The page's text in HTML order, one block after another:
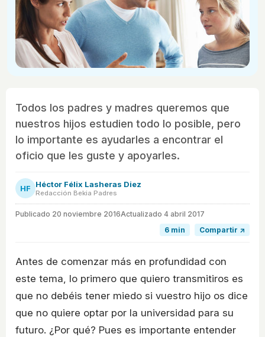
Todos los padres y madres queremos que
nuestros hijos estudien todo lo posible, pero
lo importante es ayudarles a encontrar el
oficio que les guste y apoyarles.
HF Héctor Félix Lasheras Diez
Redacción Bekia Padres
Publicado 20 noviembre 2016Actualizado 4 abril 2017
6 min
Compartir ↗
Antes de comenzar más en profundidad con
este tema, lo primero que quiero transmitiros es
que no debéis tener miedo si vuestro hijo os dice
que no quiere optar por la universidad para su
futuro. ¿Por qué? Pues es importante entender